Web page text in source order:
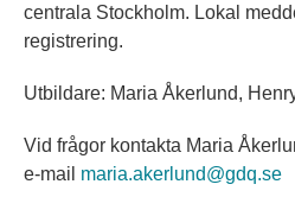
centrala Stockholm. Lokal
registrering.
Utbildare: Maria Åkerlund,
Vid frågor kontakta Maria
e-mail maria.akerlund@gdq.se